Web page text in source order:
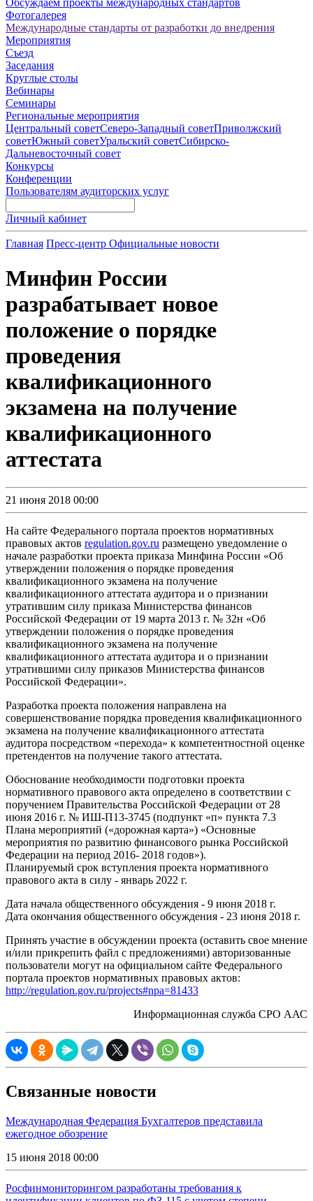
Обсуждаем проекты международных стандартов
Фотогалерея
Международные стандарты от разработки до внедрения
Мероприятия
Съезд
Заседания
Круглые столы
Вебинары
Семинары
Региональные мероприятия
Центральный советСеверо-Западный советПриволжский
советЮжный советУральский советСибирско-
Дальневосточный совет
Конкурсы
Конференции
Пользователям аудиторских услуг
Личный кабинет
Главная Пресс-центр Официальные новости
Минфин России
разрабатывает новое
положение о порядке
проведения
квалификационного
экзамена на получение
квалификационного
аттестата
21 июня 2018 00:00
На сайте Федерального портала проектов нормативных
правовых актов regulation.gov.ru размещено уведомление о
начале разработки проекта приказа Минфина России «Об
утверждении положения о порядке проведения
квалификационного экзамена на получение
квалификационного аттестата аудитора и о признании
утратившим силу приказа Министерства финансов
Российской Федерации от 19 марта 2013 г. № 32н «Об
утверждении положения о порядке проведения
квалификационного экзамена на получение
квалификационного аттестата аудитора и о признании
утратившими силу приказов Министерства финансов
Российской Федерации».
Разработка проекта положения направлена на
совершенствование порядка проведения квалификационного
экзамена на получение квалификационного аттестата
аудитора посредством «перехода» к компетентностной оценке
претендентов на получение такого аттестата.
Обоснование необходимости подготовки проекта
нормативного правового акта определено в соответствии с
поручением Правительства Российской Федерации от 28
июня 2016 г. № ИШ-П13-3745 (подпункт «п» пункта 7.3
Плана мероприятий («дорожная карта») «Основные
мероприятия по развитию финансового рынка Российской
Федерации на период 2016- 2018 годов»).
Планируемый срок вступления проекта нормативного
правового акта в силу - январь 2022 г.
Дата начала общественного обсуждения - 9 июня 2018 г.
Дата окончания общественного обсуждения - 23 июня 2018 г.
Принять участие в обсуждении проекта (оставить свое мнение
и/или прикрепить файл с предложениями) авторизованные
пользователи могут на официальном сайте Федерального
портала проектов нормативных правовых актов:
http://regulation.gov.ru/projects#npa=81433
Информационная служба СРО ААС
Связанные новости
Международная Федерация Бухгалтеров представила
ежегодное обозрение
15 июня 2018 00:00
Росфинмониторингом разработаны требования к